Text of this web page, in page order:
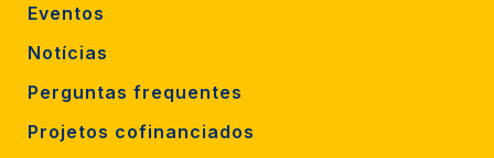
Eventos
Notícias
Perguntas frequentes
Projetos cofinanciados